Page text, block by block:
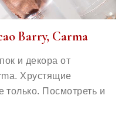
Barry, Carma
и декора от
Хрустящие
Посмотреть и